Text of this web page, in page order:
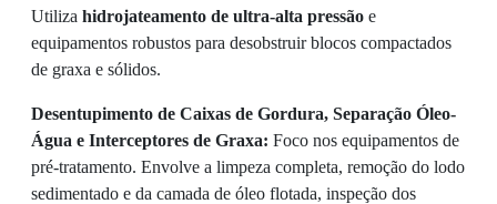
Utiliza hidrojateamento de ultra-alta pressão e
equipamentos robustos para desobstruir blocos compactados
de graxa e sólidos.
Desentupimento de Caixas de Gordura, Separação Óleo-
Água e Interceptores de Graxa: Foco nos equipamentos de
pré-tratamento. Envolve a limpeza completa, remoção do lodo
sedimentado e da camada de óleo flotada, inspeção dos